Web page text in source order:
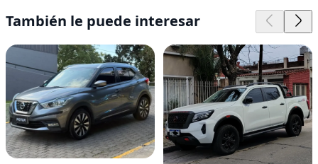
También le puede interesar